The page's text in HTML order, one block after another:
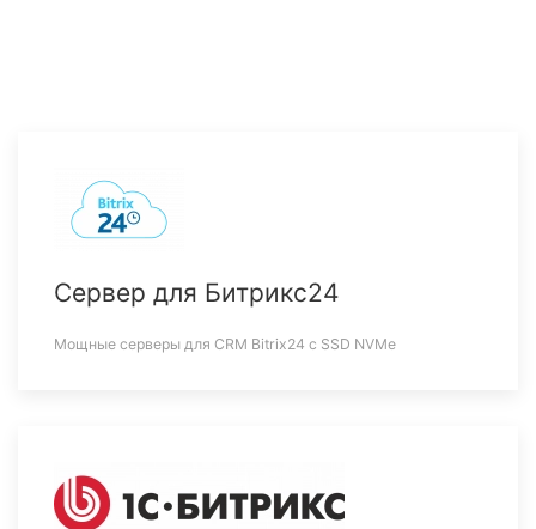
Сервер для Битрикс24
Мощные серверы для CRM Bitrix24 c SSD NVMe